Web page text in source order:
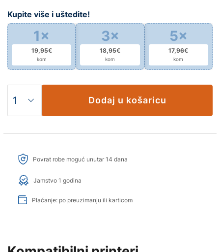
Kupite više i uštedite!
5×
17,96€
kom
3×
18,95€
kom
1×
19,95€
kom
Dodaj u košaricu
Povrat robe moguć unutar 14 dana
Jamstvo 1 godina
Plaćanje: po preuzimanju ili karticom